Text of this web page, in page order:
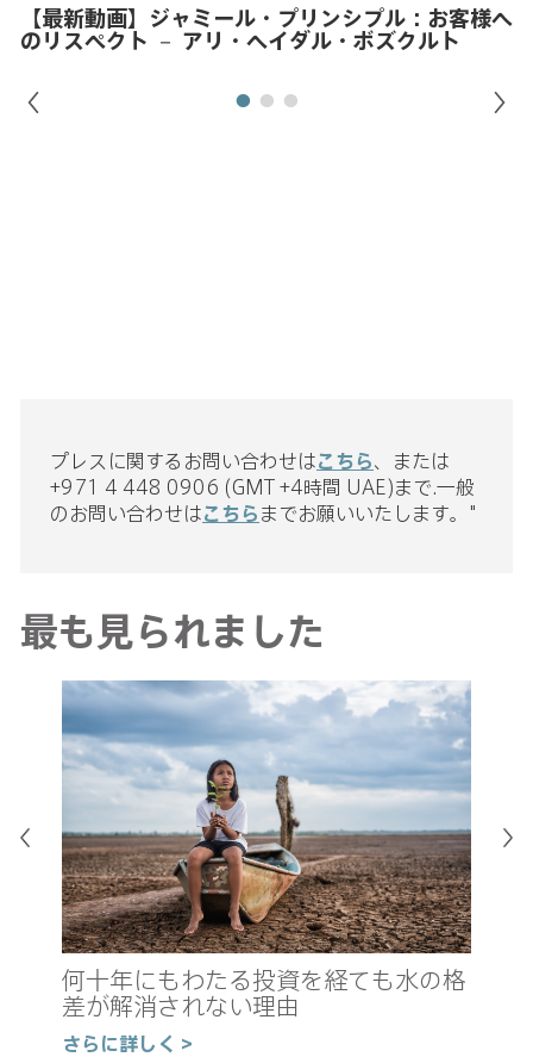
【最新動画】ジャミール・プリンシプル：お客様へ
のリスペクト － アリ・ヘイダル・ボズクルト
プレスに関するお問い合わせはこちら、または
+971 4 448 0906 (GMT +4時間 UAE)まで.一般
のお問い合わせはこちらまでお願いいたします。"
最も見られました
何十年にもわたる投資を経ても水の格
差が解消されない理由
さらに詳しく >